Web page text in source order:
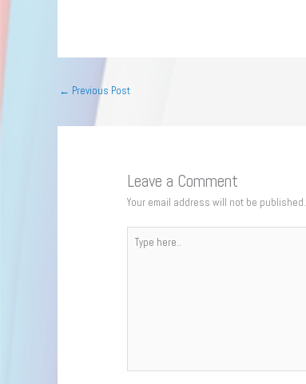
← Previous Post
Leave a Comment
Your email address will not be published.
here..